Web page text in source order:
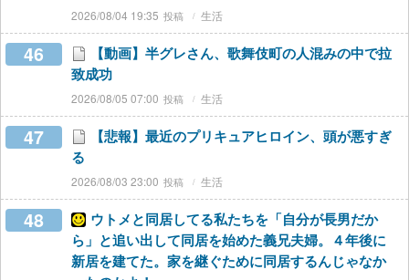
2026/08/04 19:35 生活
46
【動画】半グレさん、歌舞伎町の人混みの中で拉
致成功
2026/08/05 07:00 生活
47
【悲報】最近のプリキュアヒロイン、頭が悪すぎ
る
2026/08/03 23:00 生活
48
ウトメと同居してる私たちを「自分が長男だか
ら」と追い出して同居を始めた義兄夫婦。４年後に
新居を建てた。家を継ぐために同居するんじゃなか